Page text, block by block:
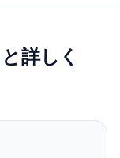
詳しく